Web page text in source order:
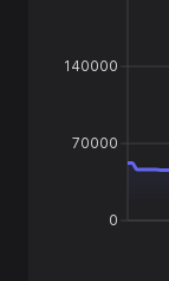
0
70000
140000